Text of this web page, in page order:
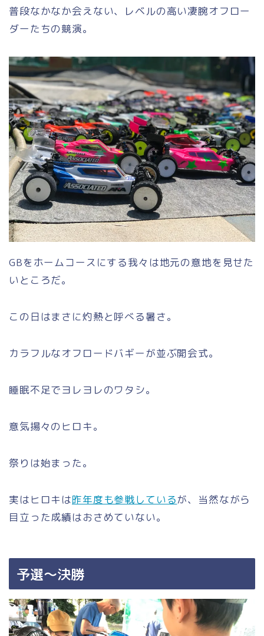
普段なかなか会えない、レベルの高い凄腕オフロー
ダーたちの競演。
GBをホームコースにする我々は地元の意地を見せた
いところだ。
この日はまさに灼熱と呼べる暑さ。
カラフルなオフロードバギーが並ぶ開会式。
睡眠不足でヨレヨレのワタシ。
意気揚々のヒロキ。
祭りは始まった。
実はヒロキは昨年度も参戦しているが、当然ながら
目立った成績はおさめていない。
予選〜決勝